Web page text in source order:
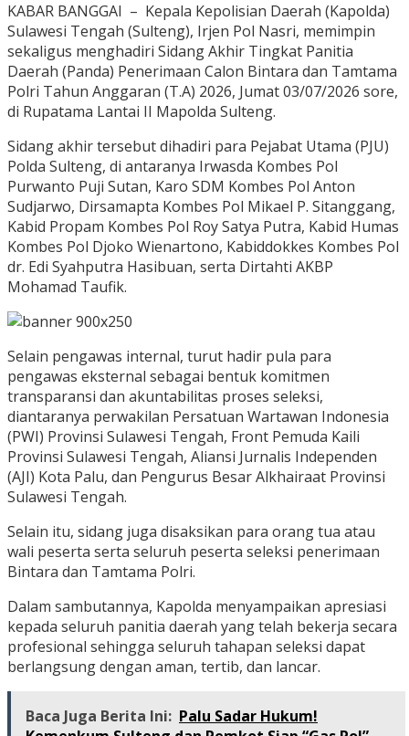
KABAR BANGGAI – Kepala Kepolisian Daerah (Kapolda)
Sulawesi Tengah (Sulteng), Irjen Pol Nasri, memimpin
sekaligus menghadiri Sidang Akhir Tingkat Panitia
Daerah (Panda) Penerimaan Calon Bintara dan Tamtama
Polri Tahun Anggaran (T.A) 2026, Jumat 03/07/2026 sore,
di Rupatama Lantai II Mapolda Sulteng.
Sidang akhir tersebut dihadiri para Pejabat Utama (PJU)
Polda Sulteng, di antaranya Irwasda Kombes Pol
Purwanto Puji Sutan, Karo SDM Kombes Pol Anton
Sudjarwo, Dirsamapta Kombes Pol Mikael P. Sitanggang,
Kabid Propam Kombes Pol Roy Satya Putra, Kabid Humas
Kombes Pol Djoko Wienartono, Kabiddokkes Kombes Pol
dr. Edi Syahputra Hasibuan, serta Dirtahti AKBP
Mohamad Taufik.
Selain pengawas internal, turut hadir pula para
pengawas eksternal sebagai bentuk komitmen
transparansi dan akuntabilitas proses seleksi,
diantaranya perwakilan Persatuan Wartawan Indonesia
(PWI) Provinsi Sulawesi Tengah, Front Pemuda Kaili
Provinsi Sulawesi Tengah, Aliansi Jurnalis Independen
(AJI) Kota Palu, dan Pengurus Besar Alkhairaat Provinsi
Sulawesi Tengah.
Selain itu, sidang juga disaksikan para orang tua atau
wali peserta serta seluruh peserta seleksi penerimaan
Bintara dan Tamtama Polri.
Dalam sambutannya, Kapolda menyampaikan apresiasi
kepada seluruh panitia daerah yang telah bekerja secara
profesional sehingga seluruh tahapan seleksi dapat
berlangsung dengan aman, tertib, dan lancar.
Baca Juga Berita Ini: Palu Sadar Hukum!